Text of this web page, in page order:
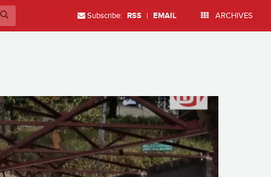
Subscribe: RSS | EMAIL ARCHIVES